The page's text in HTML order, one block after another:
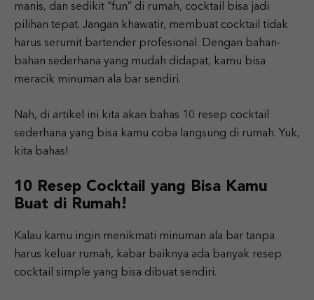
manis, dan sedikit “fun” di rumah, cocktail bisa jadi
pilihan tepat. Jangan khawatir, membuat cocktail tidak
harus serumit bartender profesional. Dengan bahan-
bahan sederhana yang mudah didapat, kamu bisa
meracik minuman ala bar sendiri.
Nah, di artikel ini kita akan bahas 10 resep cocktail
sederhana yang bisa kamu coba langsung di rumah. Yuk,
kita bahas!
10 Resep Cocktail yang Bisa Kamu
Buat di Rumah!
Kalau kamu ingin menikmati minuman ala bar tanpa
harus keluar rumah, kabar baiknya ada banyak resep
cocktail simple yang bisa dibuat sendiri.